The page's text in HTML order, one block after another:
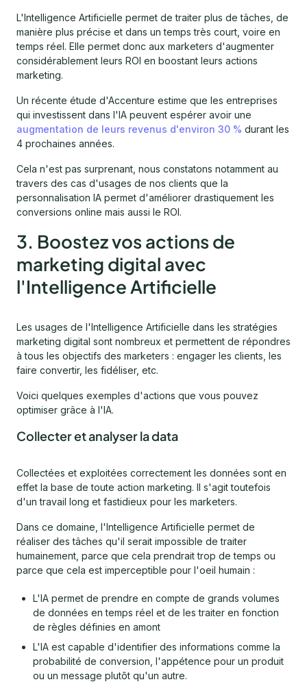
L'Intelligence Artificielle permet de traiter plus de tâches, de
manière plus précise et dans un temps très court, voire en
temps réel. Elle permet donc aux marketers d'augmenter
considérablement leurs ROI en boostant leurs actions
marketing.
Un récente étude d'Accenture estime que les entreprises
qui investissent dans l'IA peuvent espérer avoir une
augmentation de leurs revenus d'environ 30 % durant les
4 prochaines années.
Cela n'est pas surprenant, nous constatons notamment au
travers des cas d'usages de nos clients que la
personnalisation IA permet d'améliorer drastiquement les
conversions online mais aussi le ROI.
3. Boostez vos actions de
marketing digital avec
l'Intelligence Artificielle
Les usages de l'Intelligence Artificielle dans les stratégies
marketing digital sont nombreux et permettent de répondres
à tous les objectifs des marketers : engager les clients, les
faire convertir, les fidéliser, etc.
Voici quelques exemples d'actions que vous pouvez
optimiser grâce à l'IA.
Collecter et analyser la data
Collectées et exploitées correctement les données sont en
effet la base de toute action marketing. Il s'agit toutefois
d'un travail long et fastidieux pour les marketers.
Dans ce domaine, l'Intelligence Artificielle permet de
réaliser des tâches qu'il serait impossible de traiter
humainement, parce que cela prendrait trop de temps ou
parce que cela est imperceptible pour l'oeil humain :
L'IA permet de prendre en compte de grands volumes
de données en temps réel et de les traiter en fonction
de règles définies en amont
L'IA est capable d'identifier des informations comme la
probabilité de conversion, l'appétence pour un produit
ou un message plutôt qu'un autre.